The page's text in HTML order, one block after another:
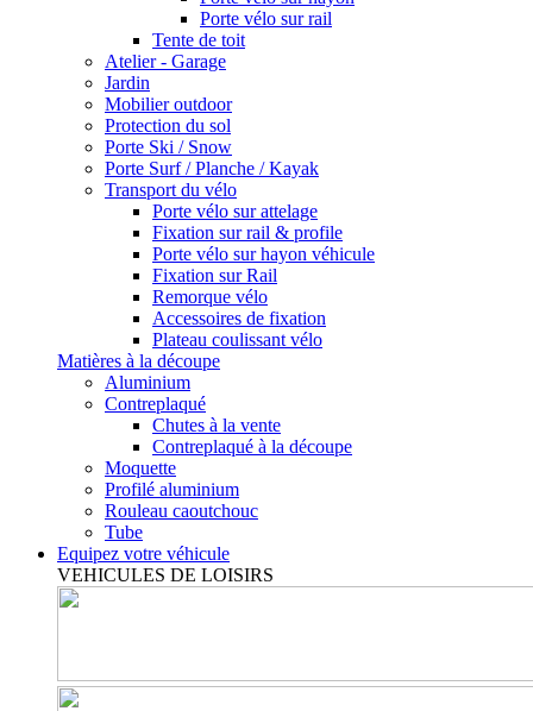
Porte vélo sur rail
Tente de toit
Atelier - Garage
Jardin
Mobilier outdoor
Protection du sol
Porte Ski / Snow
Porte Surf / Planche / Kayak
Transport du vélo
Porte vélo sur attelage
Fixation sur rail & profile
Porte vélo sur hayon véhicule
Fixation sur Rail
Remorque vélo
Accessoires de fixation
Plateau coulissant vélo
Matières à la découpe
Aluminium
Contreplaqué
Chutes à la vente
Contreplaqué à la découpe
Moquette
Profilé aluminium
Rouleau caoutchouc
Tube
Equipez votre véhicule
VEHICULES DE LOISIRS